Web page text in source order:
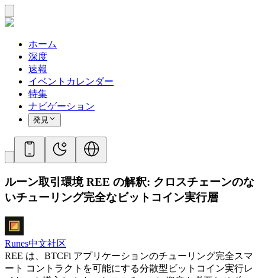
ホーム
深度
速報
イベントカレンダー
特集
ナビゲーション
発見
ルーン取引環境 REE の解釈: クロスチェーンのな
いチューリング完全なビットコイン実行層
Runes中文社区
REE は、BTCFi アプリケーションのチューリング完全スマ
ート コントラクトを可能にする分散型ビットコイン実行レ